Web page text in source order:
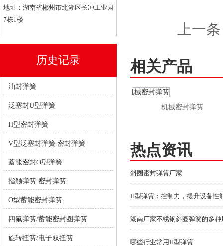
地址：湖南省郴州市北湖区长冲工业园
7栋1楼
历史记录
油封弹簧
泛塞封U型弹簧
H型密封弹簧
V型泛塞封弹簧 密封弹簧
蓄能密封O型弹簧
指触弹簧 密封弹簧
O型蓄能密封弹簧
四氟弹簧/蓄能密封圈弹簧
旋转扭簧/电子双扭簧
上一
相关产品
美的小天鹅滚筒洗衣机密封
钢丝圈内外钢铁圈 36.8CM-
38CM(内簧）
机械密封弹簧
热点资讯
斜圈密封弹簧厂家
H型弹簧：控制力，提升设备性
湖南厂家不锈钢斜圈弹簧的多种
哪些行业常用H型弹簧